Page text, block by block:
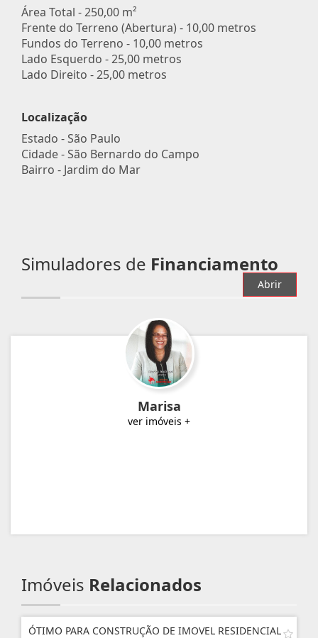
Área Total - 250,00 m²
Frente do Terreno (Abertura) - 10,00 metros
Fundos do Terreno - 10,00 metros
Lado Esquerdo - 25,00 metros
Lado Direito - 25,00 metros
Localização
Estado -São Paulo
Cidade -São Bernardo do Campo
Bairro - Jardim do Mar
Simuladores de Financiamento
Abrir
Marisa
ver imóveis +
Imóveis Relacionados
ÓTIMO PARA CONSTRUÇÃO DE IMOVEL RESIDENCIAL